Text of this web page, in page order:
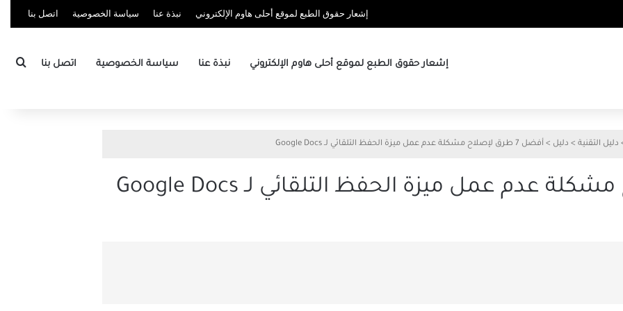
إشعار حقوق الطبع لموقع أحلى هاوم الإلكتروني نبذة عنا سياسة الخصوصية اتصل بنا
إشعار حقوق الطبع لموقع أحلى هاوم الإلكتروني نبذة عنا سياسة الخصوصية اتصل بنا
دليل التقنية > دليل > أفضل 7 طرق لإصلاح مشكلة عدم عمل ميزة الحفظ التلقائي لـ Google Docs